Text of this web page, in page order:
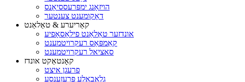
הויזאָנג ימפּרעססיאָנס
דאָקומענט צענטער
קאַריערע & טאַלאַנט
אונדזער טאַלאַנט פילאָסאָפיע
קאַמפּאַס רעקרויטמענט
סאציאל רעקרויטמענט
קאָנטאַקט אונדז
פרעגן איצט
גלאבאלע פּרעזענסע